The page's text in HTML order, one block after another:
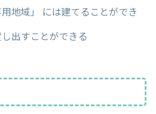
用地域」 には建てることができ
出すことができる